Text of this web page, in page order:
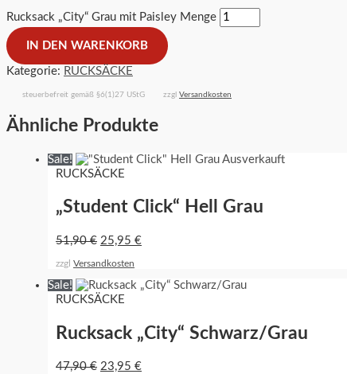
Rucksack „City“ Grau mit Paisley Menge
IN DEN WARENKORB
Kategorie: RUCKSÄCKE
steuerbefreit gemäß §6(1)27 UStG zzgl Versandkosten
Ähnliche Produkte
Sale!
Ausverkauft
RUCKSÄCKE
„Student Click“ Hell Grau
51,90€ 25,95 €
zzgl Versandkosten
Sale!
RUCKSÄCKE
Rucksack „City“ Schwarz/Grau
47,90€ 23,95 €